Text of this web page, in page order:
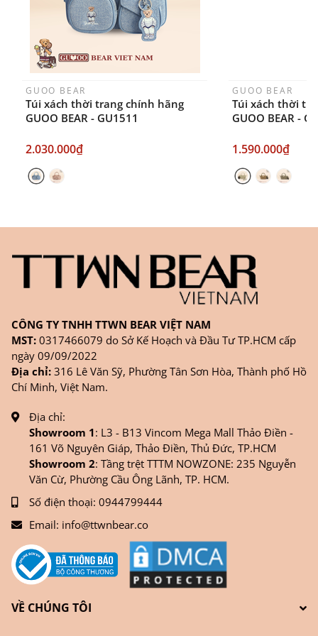
GUOO BEAR
Túi xách thời trang chính hãng
GUOO BEAR - GU1511
2.030.000₫
GUOO BEAR
Túi xách thời
GUOO BEAR -
1.590.000₫
CÔNG TY TNHH TTWN BEAR VIỆT NAM
MST: 0317466079 do Sở Kế Hoạch và Đầu Tư TP.HCM cấp
ngày 09/09/2022
Địa chỉ: 316 Lê Văn Sỹ, Phường Tân Sơn Hòa, Thành phố Hồ
Chí Minh, Việt Nam.
Địa chỉ:
Showroom 1: L3 - B13 Vincom Mega Mall Thảo Điền -
161 Võ Nguyên Giáp, Thảo Điền, Thủ Đức, TP.HCM
Showroom 2: Tầng trệt TTTM NOWZONE: 235 Nguyễn
Văn Cừ, Phường Cầu Ông Lãnh, TP. HCM.
Số điện thoại: 0944799444
Email: info@ttwnbear.co
VỀ CHÚNG TÔI